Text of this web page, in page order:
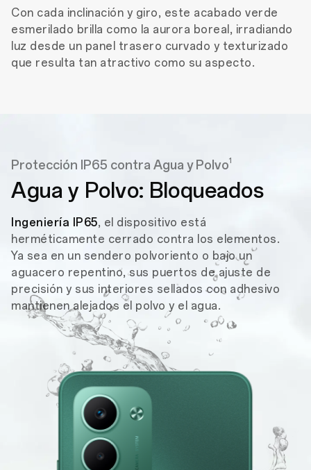
Con cada inclinación y giro, este acabado verde
esmerilado brilla como la aurora boreal, irradiando
luz desde un panel trasero curvado y texturizado
que resulta tan atractivo como su aspecto.
Protección IP65 contra Agua y Polvo1
Agua y Polvo: Bloqueados
Ingeniería IP65, el dispositivo está
herméticamente cerrado contra los elementos.
Ya sea en un sendero polvoriento o bajo un
aguacero repentino, sus puertos de ajuste de
precisión y sus interiores sellados con adhesivo
mantienen alejados el polvo y el agua.